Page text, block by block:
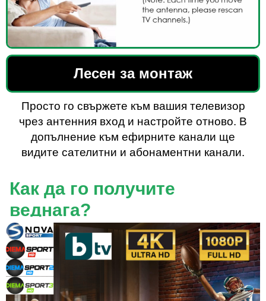
Лесен за монтаж
Просто го свържете към вашия телевизор
чрез антенния вход и настройте отново. В
допълнение към ефирните канали ще
видите сателитни и абонаментни канали.
Как да го получите
веднага?